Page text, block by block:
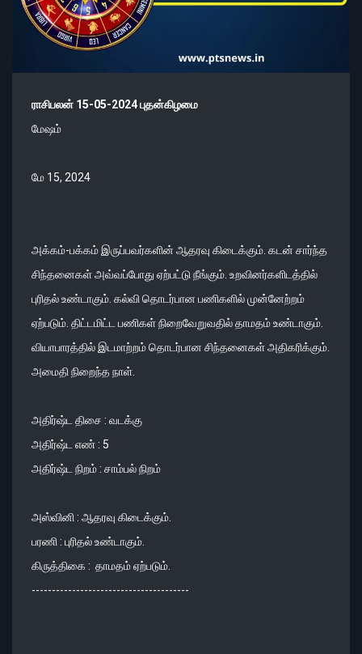
ராசிபலன் 15-05-2024 புதன்கிழமை
மேஷம்
மே 15, 2024
அக்கம்-பக்கம் இருப்பவர்களின் ஆதரவு கிடைக்கும். கடன் சார்ந்த
சிந்தனைகள் அவ்வப்போது ஏற்பட்டு நீங்கும். உறவினர்களிடத்தில்
புரிதல் உண்டாகும். கல்வி தொடர்பான பணிகளில் முன்னேற்றம்
ஏற்படும். திட்டமிட்ட பணிகள் நிறைவேறுவதில் தாமதம் உண்டாகும்.
வியாபாரத்தில் இடமாற்றம் தொடர்பான சிந்தனைகள் அதிகரிக்கும்.
அமைதி நிறைந்த நாள்.
அதிர்ஷ்ட திசை : வடக்கு
அதிர்ஷ்ட எண் : 5
அதிர்ஷ்ட நிறம் : சாம்பல் நிறம்
அஸ்வினி : ஆதரவு கிடைக்கும்.
பரணி : புரிதல் உண்டாகும்.
கிருத்திகை : தாமதம் ஏற்படும்.
---------------------------------------